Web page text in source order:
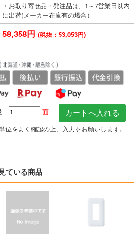
・お取り寄せ品・発注品は、1～7営業日以内
に出荷(メーカー在庫有の場合）
58,358円 (税抜：53,053円)
面
位をよく確認の上、入力をお願いします。
ている商品